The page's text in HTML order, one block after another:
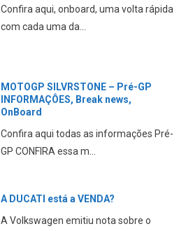
Confira aqui, onboard, uma volta rápida
com cada uma da...
MOTOGP SILVRSTONE – Pré-GP
INFORMAÇÔES, Break news,
OnBoard
Confira aqui todas as informações Pré-
GP CONFIRA essa m...
A DUCATI está a VENDA?
A Volkswagen emitiu nota sobre o